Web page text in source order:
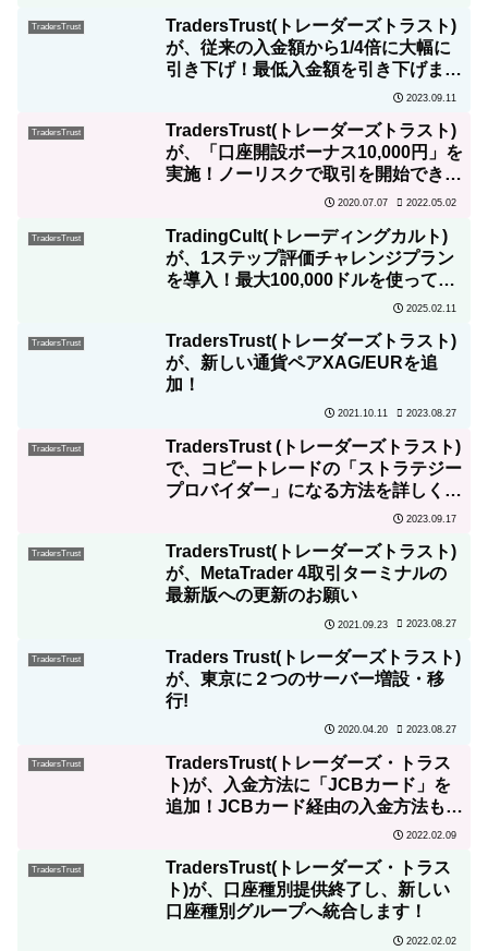
TradersTrust
TradersTrust(トレーダーズトラスト)
が、従来の入金額から1/4倍に大幅に
引き下げ！最低入金額を引き下げまし
2023.09.11
TradersTrust
TradersTrust(トレーダーズトラスト)
が、「口座開設ボーナス10,000円」を
実施！ノーリスクで取引を開始できま
2020.07.07 2022.05.02
TradersTrust
TradingCult(トレーディングカルト)
が、1ステップ評価チャレンジプラン
を導入！最大100,000ドルを使ってノ
2025.02.11
TradersTrust
TradersTrust(トレーダーズトラスト)
が、新しい通貨ペアXAG/EURを追
加！
2021.10.11 2023.08.27
TradersTrust
TradersTrust (トレーダーズトラスト)
で、コピートレードの「ストラテジー
プロバイダー」になる方法を詳しく解
2023.09.17
TradersTrust
TradersTrust(トレーダーズトラスト)
が、MetaTrader 4取引ターミナルの
最新版への更新のお願い
2021.09.23 2023.08.27
TradersTrust
Traders Trust(トレーダーズトラスト)
が、東京に２つのサーバー増設・移
行!
2020.04.20 2023.08.27
TradersTrust
TradersTrust(トレーダーズ・トラス
ト)が、入金方法に「JCBカード」を
追加！JCBカード経由の入金方法も解
2022.02.09
TradersTrust
TradersTrust(トレーダーズ・トラス
ト)が、口座種別提供終了し、新しい
口座種別グループへ統合します！
2022.02.02